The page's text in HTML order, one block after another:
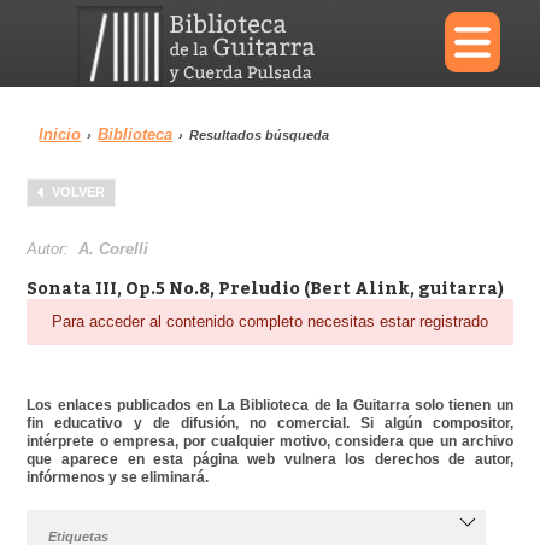
×
Menu
Biblioteca
Inicio › Biblioteca › Resultados búsqueda
VOLVER
Autor:A. Corelli
Sonata III, Op.5 No.8, Preludio (Bert Alink, guitarra)
Para acceder al contenido completo necesitas estar registrado
Los enlaces publicados en La Biblioteca de la Guitarra solo tienen un
fin educativo y de difusión, no comercial. Si algún compositor,
intérprete o empresa, por cualquier motivo, considera que un archivo
que aparece en esta página web vulnera los derechos de autor,
infórmenos y se eliminará.
Etiquetas